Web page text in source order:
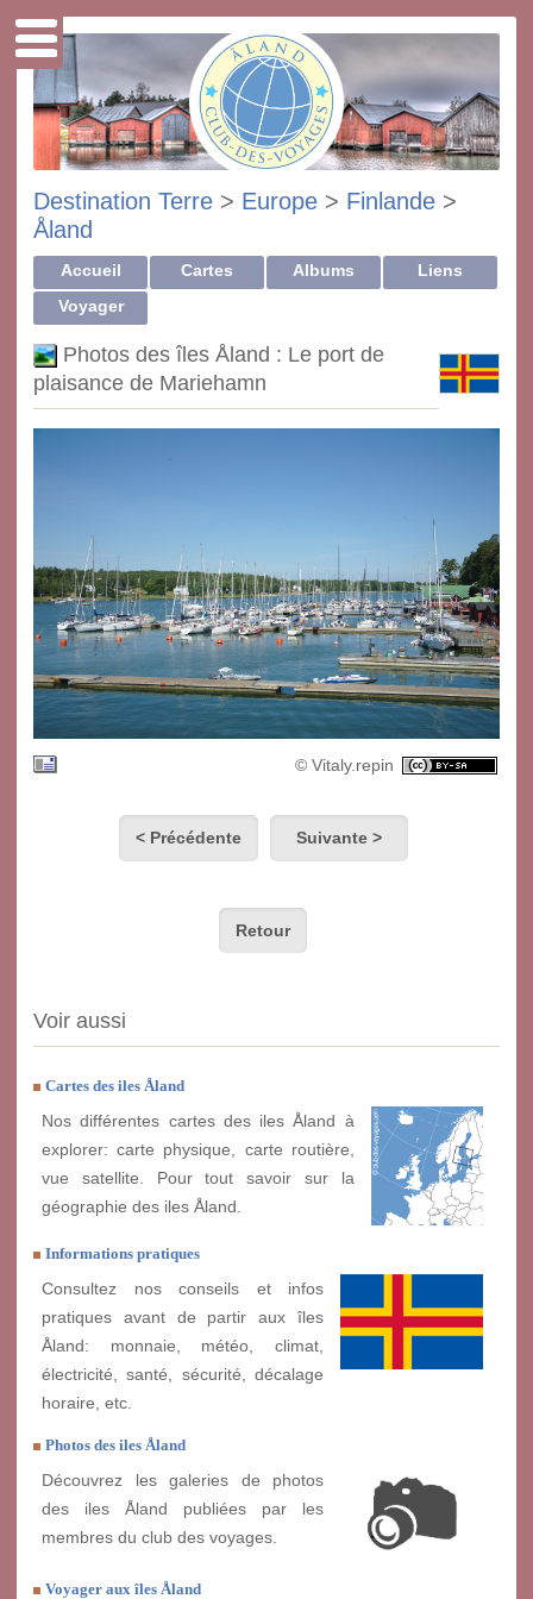
Destination Terre > Europe > Finlande >
Åland
Accueil Cartes Albums
Liens
Voyager
Photos des îles Åland : Le port de
plaisance de Mariehamn
© Vitaly.repin
< Précédente Suivante >
Retour
Voir aussi
Cartes des iles Åland
Nos différentes cartes des iles Åland à
explorer: carte physique, carte routière,
vue satellite. Pour tout savoir sur la
géographie des iles Åland.
Informations pratiques
Consultez nos conseils et infos
pratiques avant de partir aux îles
Åland: monnaie, météo, climat,
électricité, santé, sécurité, décalage
horaire, etc.
Photos des iles Åland
Découvrez les galeries de photos
des iles Åland publiées par les
membres du club des voyages.
Voyager aux îles Åland